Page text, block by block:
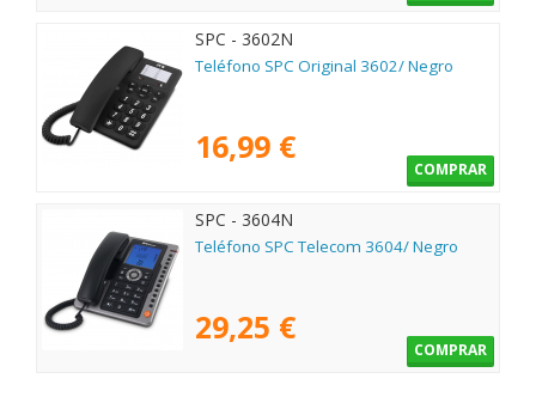
SPC - 3602N
Teléfono SPC Original 3602/ Negro
16,99 €
COMPRAR
SPC - 3604N
Teléfono SPC Telecom 3604/ Negro
29,25 €
COMPRAR